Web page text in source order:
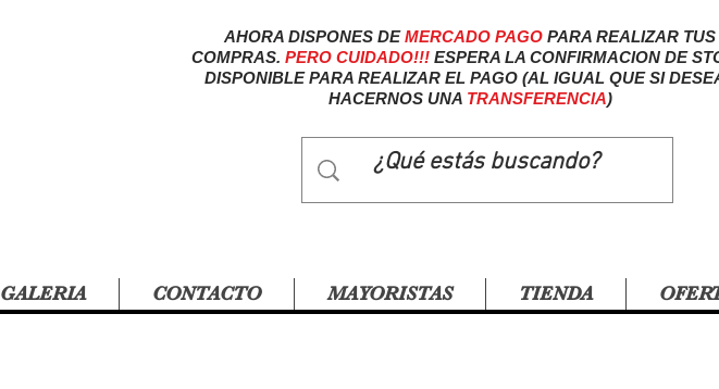
AHORA DISPONES DEMERCADO PAGO PARA REALIZAR TUS
COMPRAS. PERO CUIDADO!!!ESPERA LA CONFIRMACION DE
DISPONIBLE PARA REALIZAR EL PAGO (AL IGUAL QUE SI
HACERNOS UNA TRANSFERENCIA)
GALERIA CONTACTO MAYORISTAS TIENDA